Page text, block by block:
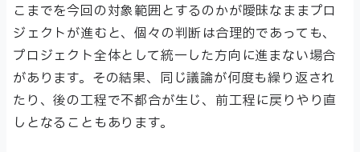
こまでを今回の対象範囲とするのかが曖昧なままプロ
ジェクトが進むと、個々の判断は合理的であっても、
プロジェクト全体として統一した方向に進まない場合
があります。その結果、同じ議論が何度も繰り返され
たり、後の工程で不都合が生じ、前工程に戻りやり直
しとなることもあります。